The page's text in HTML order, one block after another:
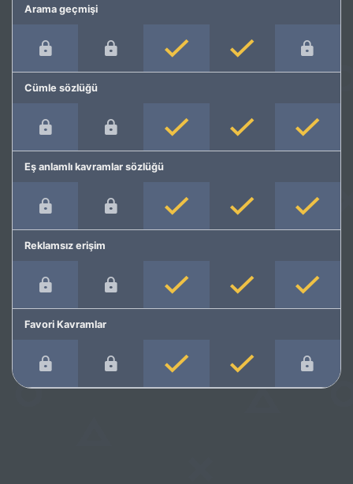
Arama geçmişi
Cümle sözlüğü
Eş anlamlı kavramlar sözlüğü
Reklamsız erişim
Favori Kavramlar